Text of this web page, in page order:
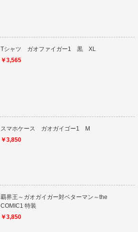
Tシャツ ガオファイガー1 黒 XL
￥3,565
スマホケース ガオガイゴー1 M
￥3,850
覇界王～ガオガイガー対ベターマン～the
COMIC1 特装
￥3,850